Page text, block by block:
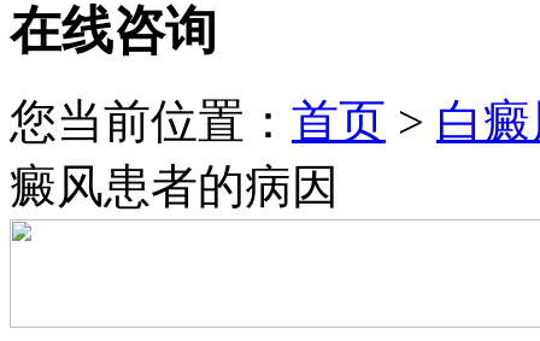
在线咨询
您当前位置： 首页 > 白
癜风患者的病因